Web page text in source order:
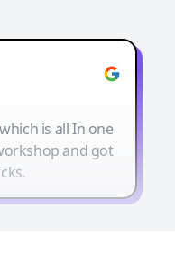
is all In one
and got